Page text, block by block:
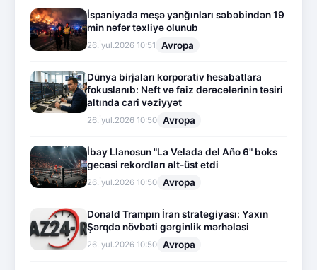
İspaniyada meşə yanğınları səbəbindən 19
min nəfər təxliyə olunub
26.İyul.2026 10:51 Avropa
Dünya birjaları korporativ hesabatlara
fokuslanıb: Neft və faiz dərəcələrinin təsiri
altında cari vəziyyət
26.İyul.2026 10:50 Avropa
İbay Llanosun "La Velada del Año 6" boks
gecəsi rekordları alt-üst etdi
26.İyul.2026 10:50 Avropa
Donald Trampın İran strategiyası: Yaxın
Şərqdə növbəti gərginlik mərhələsi
26.İyul.2026 10:50 Avropa